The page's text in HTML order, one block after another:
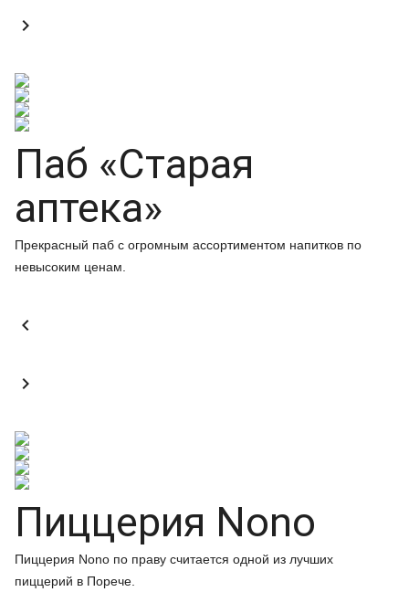

Паб «Старая
аптека»
Прекрасный паб с огромным ассортиментом напитков по
невысоким ценам.


Пиццерия Nono
Пиццерия Nono по праву считается одной из лучших
пиццерий в Порече.